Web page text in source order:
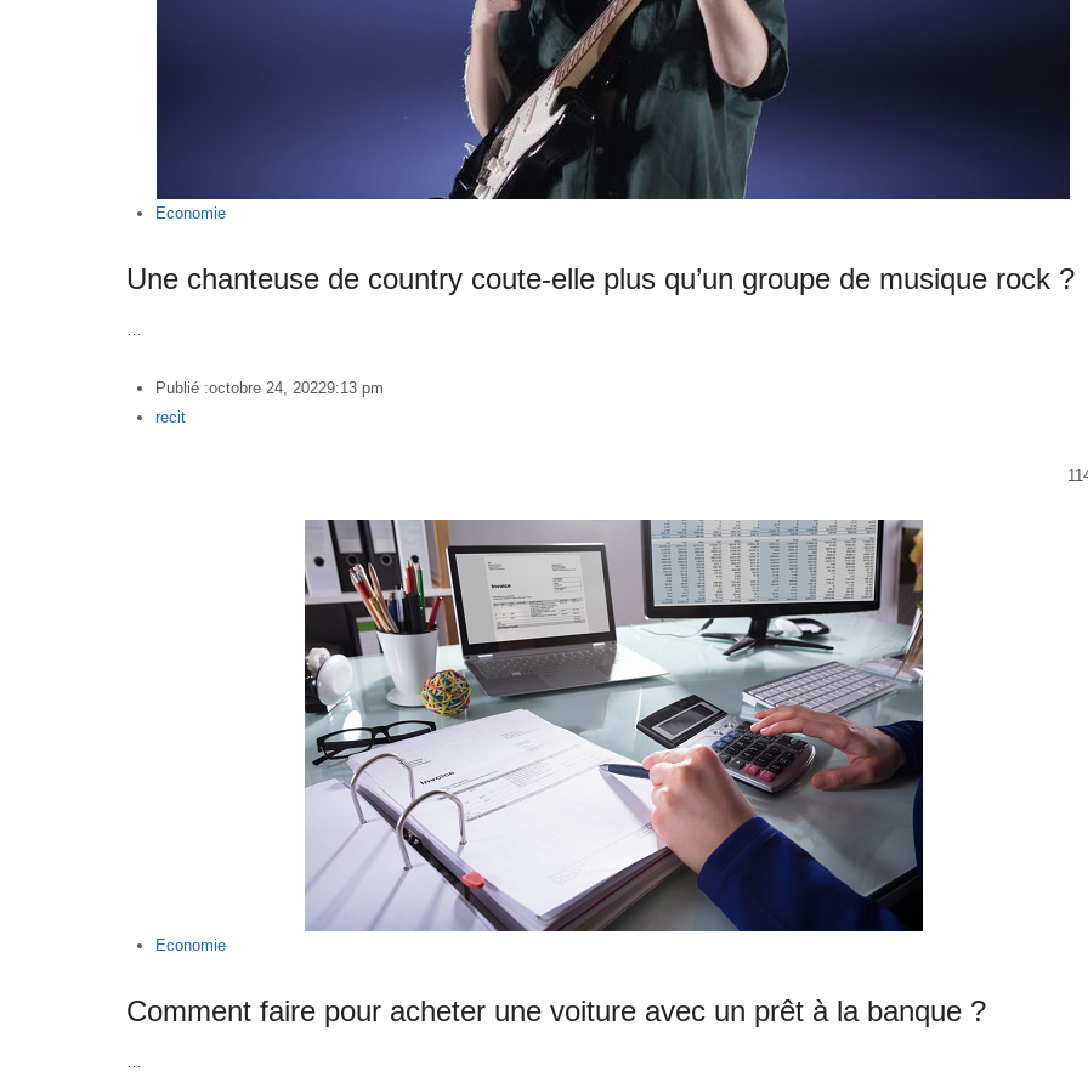
Economie
Une chanteuse de country coute-elle plus qu’un groupe de musique rock ?
Publié :octobre 24, 20229:13 pm
Author
recit
Economie
Comment faire pour acheter une voiture avec un prêt à la banque ?